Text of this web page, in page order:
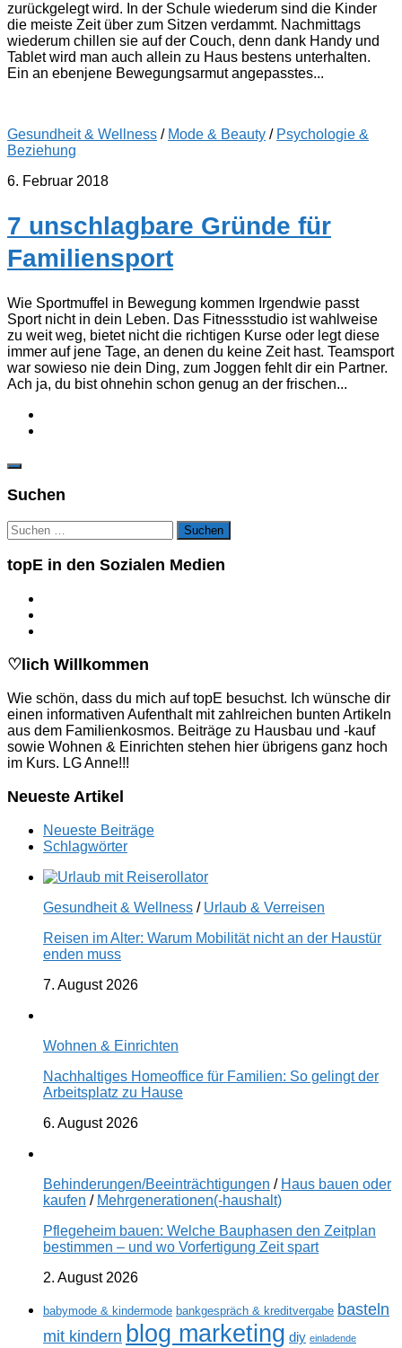
zurückgelegt wird. In der Schule wiederum sind die Kinder
die meiste Zeit über zum Sitzen verdammt. Nachmittags
wiederum chillen sie auf der Couch, denn dank Handy und
Tablet wird man auch allein zu Haus bestens unterhalten.
Ein an ebenjene Bewegungsarmut angepasstes...
Gesundheit & Wellness / Mode & Beauty / Psychologie &
Beziehung
6. Februar 2018
7 unschlagbare Gründe für
Familiensport
Wie Sportmuffel in Bewegung kommen Irgendwie passt
Sport nicht in dein Leben. Das Fitnessstudio ist wahlweise
zu weit weg, bietet nicht die richtigen Kurse oder legt diese
immer auf jene Tage, an denen du keine Zeit hast. Teamsport
war sowieso nie dein Ding, zum Joggen fehlt dir ein Partner.
Ach ja, du bist ohnehin schon genug an der frischen...
Suchen
Suchen
nach:
topE in den Sozialen Medien
♡lich Willkommen
Wie schön, dass du mich auf topE besuchst. Ich wünsche dir
einen informativen Aufenthalt mit zahlreichen bunten Artikeln
aus dem Familienkosmos. Beiträge zu Hausbau und -kauf
sowie Wohnen & Einrichten stehen hier übrigens ganz hoch
im Kurs. LG Anne!!!
Neueste Artikel
Neueste Beiträge
Schlagwörter
Gesundheit & Wellness / Urlaub & Verreisen
Reisen im Alter: Warum Mobilität nicht an der Haustür
enden muss
7. August 2026
Wohnen & Einrichten
Nachhaltiges Homeoffice für Familien: So gelingt der
Arbeitsplatz zu Hause
6. August 2026
Behinderungen/Beeinträchtigungen / Haus bauen oder
kaufen / Mehrgenerationen(-haushalt)
Pflegeheim bauen: Welche Bauphasen den Zeitplan
bestimmen – und wo Vorfertigung Zeit spart
2. August 2026
babymode & kindermode bankgespräch & kreditvergabe basteln
mit kindern blog marketing diy einladende